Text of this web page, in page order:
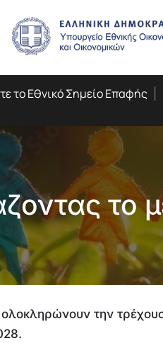
το Εθνικό Σημείο Επαφής
το
την